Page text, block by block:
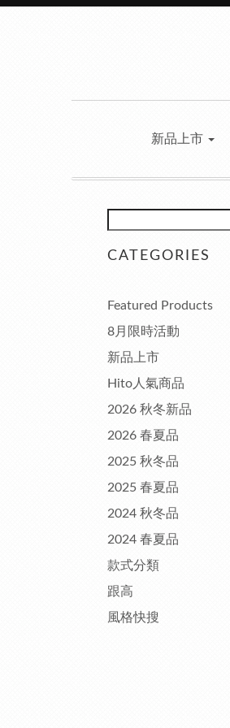
新品上市
CATEGORIES
Featured Products
8月限時活動
新品上市
Hito人氣商品
2026 秋冬新品
2026 春夏品
2025 秋冬品
2025 春夏品
2024 秋冬品
2024 春夏品
款式分類
跟高
風格快搜